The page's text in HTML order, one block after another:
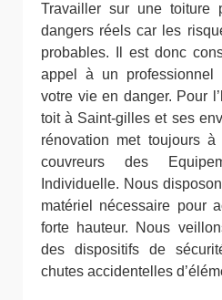
Travailler sur une toiture
dangers réels car les
probables. Il est donc
appel à un professionnel
votre vie en danger. Pour
toit à Saint-gilles et ses
rénovation met toujours
couvreurs des
Individuelle. Nous
matériel nécessaire pour
forte hauteur. Nous
des dispositifs de
chutes accidentelles